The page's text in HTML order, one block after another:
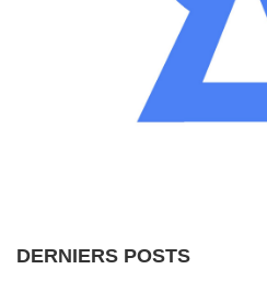
DERNIERS POSTS